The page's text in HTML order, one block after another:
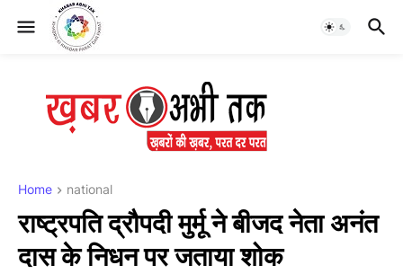
Home national
राष्ट्रपति द्रौपदी मुर्मू ने बीजद नेता अनंत
दास के निधन पर जताया शोक